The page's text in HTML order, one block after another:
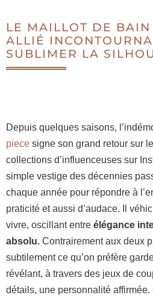
LE MAILLOT DE BAIN
ALLIÉ
SUBLIMER LA
Depuis quelques saisons,
piece signe son grand retour sur
collections d’influenceuses sur
simple vestige des décennies
chaque année pour répondre à
praticité et aussi d’audace. Il
vivre, oscillant entre élégance
absolu. Contrairement aux deux
subtilement ce qu’on préfère
révélant, à travers des jeux de
détails, une personnalité